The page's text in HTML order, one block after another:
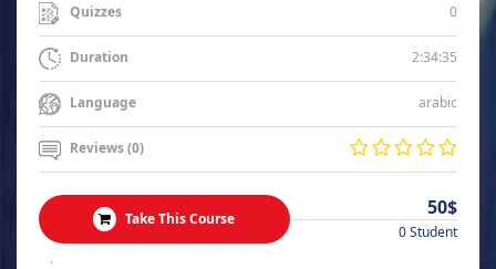
Quizzes 0
Duration 2:34:35
Language arabic
Reviews (0)
Take This Course 50$
0 Student
.